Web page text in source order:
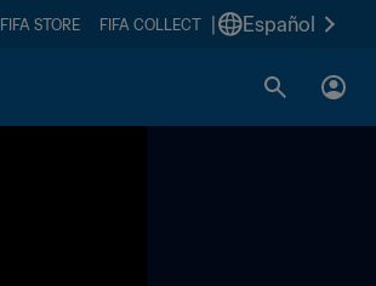
FIFA STORE FIFA COLLECT Español